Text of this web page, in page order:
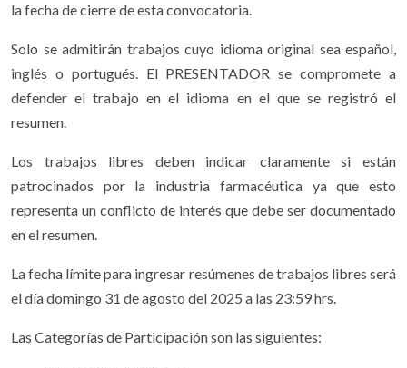
la fecha de cierre de esta convocatoria.
Solo se admitirán trabajos cuyo idioma original sea español,
inglés o portugués. El PRESENTADOR se compromete a
defender el trabajo en el idioma en el que se registró el
resumen.
Los trabajos libres deben indicar claramente si están
patrocinados por la industria farmacéutica ya que esto
representa un conflicto de interés que debe ser documentado
en el resumen.
La fecha límite para ingresar resúmenes de trabajos libres será
el día domingo 31 de agosto del 2025 a las 23:59 hrs.
Las Categorías de Participación son las siguientes: